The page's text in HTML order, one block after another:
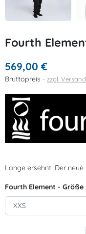
Fourth
569,00 €
Bruttopreis zzgl.
Lange ersehnt: Der neue
Fourth Element - Größe